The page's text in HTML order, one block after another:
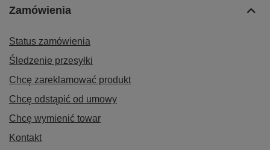
Zamówienia
Status zamówienia
Śledzenie przesyłki
Chcę zareklamować produkt
Chcę odstąpić od umowy
Chcę wymienić towar
Kontakt